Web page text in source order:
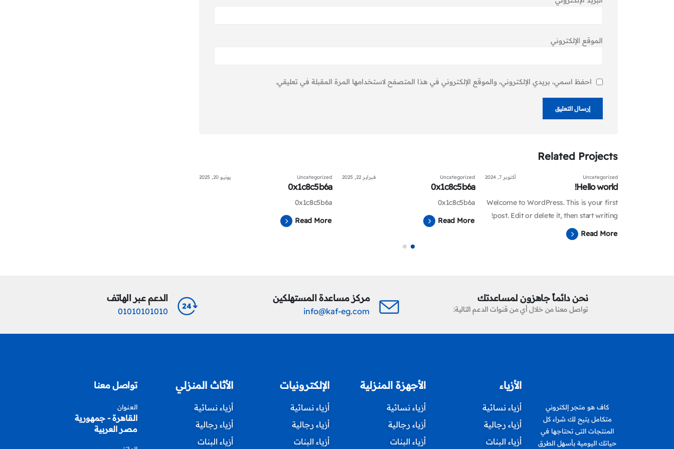
الموقع الإلكتروني
احفظ اسمي، بريدي الإلكتروني، والموقع الإلكتروني في هذا المتصفح لاستخدامها المرة المقبلة في تعليقي.
Related Projects
Uncategorized أكتوبر 7, 2024
Hello world!
Welcome to WordPress. This is your first
post. Edit or delete it, then start writing!
Read More
Uncategorized فبراير 22, 2025
0x1c8c5b6a
0x1c8c5b6a
Read More
Uncategorized يونيو 20, 2025
0x1c8c5b6a
0x1c8c5b6a
Read More
نحن دائماً جاهزون لمساعدتك
تواصل معنا من خلال أي من قنوات الدعم التالية:
مركز مساعدة المستهلكين
info@kaf-eg.com
الدعم عبر الهاتف
01010101010
كاف هو متجر إلكتروني
متكامل يتيح لك شراء كل
المنتجات التى تحتاجها في
حياتك اليومية بأسهل الطرق
الأزياء
أزياء نسائية
أزياء رجالية
أزياء البنات
الأجهزة المنزلية
أزياء نسائية
أزياء رجالية
أزياء البنات
الإلكترونيات
أزياء نسائية
أزياء رجالية
أزياء البنات
الأثاث المنزلي
أزياء نسائية
أزياء رجالية
أزياء البنات
تواصل معنا
العنوان
القاهرة - جمهورية
مصر العربية